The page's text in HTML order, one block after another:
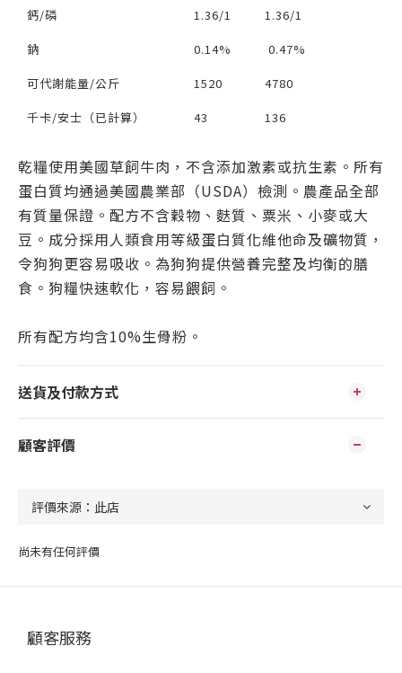
鈣/磷 1.36/1
1.36/1
鈉
0.14%
0.47%
可代謝能量/公斤
1520
4780
千卡/安士（已計算）
43 136
乾糧使用美國草飼牛肉，不含添加激素或抗生素。所有
蛋白質均通過美國農業部（USDA）檢測。農產品全部
有質量保證。配方不含穀物、麩質、粟米、小麥或大
豆。成分採用人類食用等級蛋白質化維他命及礦物質，
令狗狗更容易吸收。為狗狗提供營養完整及均衡的膳
食。狗糧快速軟化，容易餵飼。
所有配方均含10%生骨粉。
送貨及付款方式
顧客評價
尚未有任何評價
顧客服務